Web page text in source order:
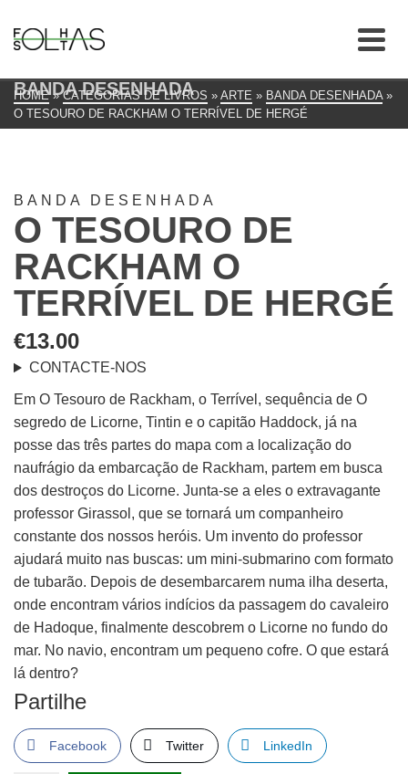
BANDA DESENHADA
HOME » CATEGORIAS DE LIVROS » ARTE » BANDA DESENHADA »
O TESOURO DE RACKHAM O TERRÍVEL DE HERGÉ
BANDA DESENHADA
O TESOURO DE
RACKHAM O
TERRÍVEL DE HERGÉ
€13.00
CONTACTE-NOS
Em O Tesouro de Rackham, o Terrível, sequência de O
segredo de Licorne, Tintin e o capitão Haddock, já na
posse das três partes do mapa com a localização do
naufrágio da embarcação de Rackham, partem em busca
dos destroços do Licorne. Junta-se a eles o extravagante
professor Girassol, que se tornará um companheiro
constante dos nossos heróis. Um invento do professor
ajudará muito nas buscas: um mini-submarino com formato
de tubarão. Depois de desembarcarem numa ilha deserta,
onde encontram vários indícios da passagem do cavaleiro
de Hadoque, finalmente descobrem o Licorne no fundo do
mar. No navio, encontram um pequeno cofre. O que estará
lá dentro?
Partilhe
Facebook Twitter LinkedIn